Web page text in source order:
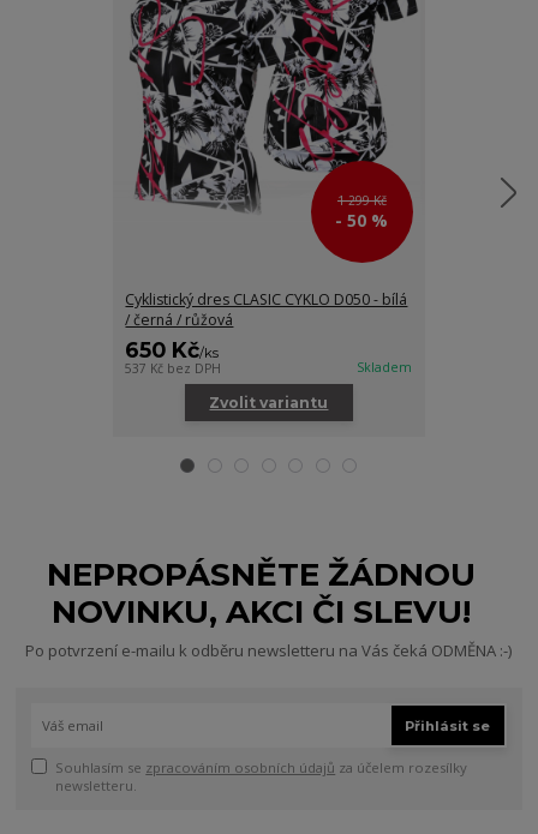
1 299 Kč
- 50 %
Cyklistický dres CLASIC CYKLO D050 - bílá
/ černá / růžová
650 Kč/ks
537 Kč bez DPH Skladem
Zvolit variantu
NEPROPÁSNĚTE ŽÁDNOU
NOVINKU, AKCI ČI SLEVU!
Po potvrzení e-mailu k odběru newsletteru na Vás čeká ODMĚNA :-)
Přihlásit se
Souhlasím se zpracováním osobních údajů za účelem rozesílky
newsletteru.